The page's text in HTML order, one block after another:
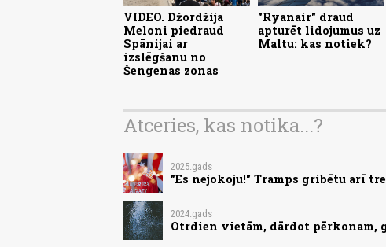
VIDEO. Džordžija
Meloni piedraud
Spānijai ar
izslēgšanu no
Šengenas zonas
"Ryanair" draud
apturēt lidojumus uz
Maltu: kas notiek?
Atceries, kas notika...?
2025.gads
"Es nejokoju!" Tramps gribētu arī
2024.gads
Otrdien vietām, dārdot pērkonam,